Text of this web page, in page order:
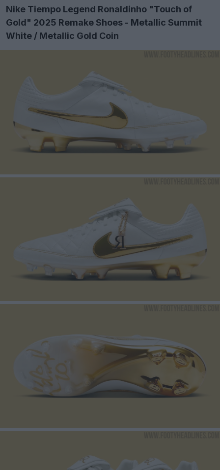
Nike Tiempo Legend Ronaldinho "Touch of
Gold" 2025 Remake Shoes - Metallic Summit
White / Metallic Gold Coin